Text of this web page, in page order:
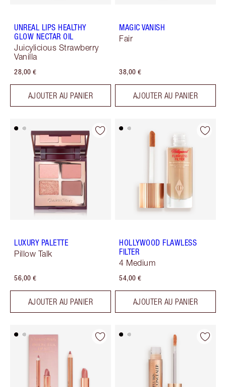
UNREAL LIPS HEALTHY
GLOW NECTAR OIL
Juicylicious Strawberry
Vanilla
28,00 €
AJOUTER AU PANIER
MAGIC VANISH
Fair
38,00 €
AJOUTER AU PANIER
LUXURY PALETTE
Pillow Talk
56,00 €
AJOUTER AU PANIER
HOLLYWOOD FLAWLESS
FILTER
4 Medium
54,00 €
AJOUTER AU PANIER